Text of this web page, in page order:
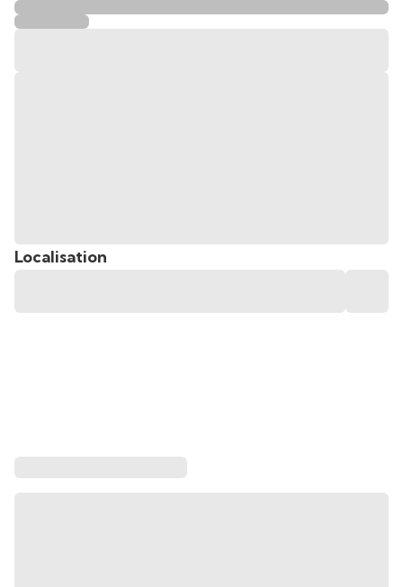
Localisation